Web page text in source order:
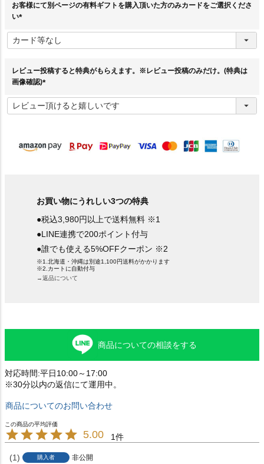
お客様にて別ページの有料ギフトを購入頂いた方のみカードをご選択くださ
い
必
須
レビュー投稿すると特典がもらえます。※レビュー投稿のみだけ。(特典は
画像確認)
必
須
お買い物にうれしい3つの特典
●税込3,980円以上で送料無料 ※1
●LINE連携で200ポイント付与
●誰でも使える5%OFFクーポン ※2
※1.北海道・沖縄は別途1,100円送料がかかります
※2.カートに自動付与
→返品について
商品についての相談をする
対応時間:平日10:00～17:00
※30分以内の返信にて運用中。
商品についてのお問い合わせ
5.00 1
1 購入者
非公開